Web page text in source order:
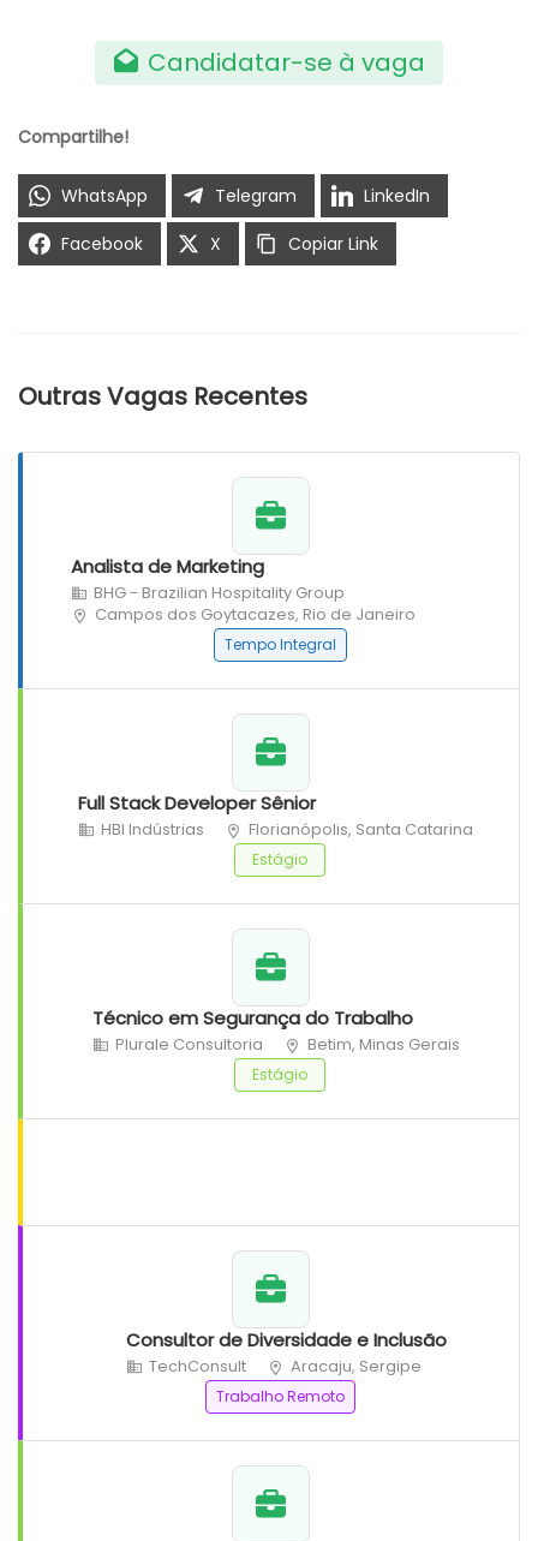
Candidatar-se à vaga
Compartilhe!
WhatsApp Telegram
LinkedIn
Facebook
X Copiar Link
Outras Vagas Recentes
Analista de Marketing
BHG - Brazilian Hospitality Group
Campos dos Goytacazes, Rio de Janeiro
Tempo Integral
Full Stack Developer Sênior
HBI Indústrias Florianópolis, Santa Catarina
Estágio
Técnico em Segurança do Trabalho
Plurale Consultoria Betim, Minas Gerais
Estágio
Consultor de Diversidade e Inclusão
TechConsult Aracaju, Sergipe
Trabalho Remoto